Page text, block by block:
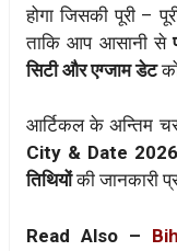
होगा जिसकी पूरी –
ताकि आप आसानी से
सिटी और एग्जाम डेट
आर्टिकल के अन्तिम
City & Date
तिथियोंकी जानकारी
Read Also –